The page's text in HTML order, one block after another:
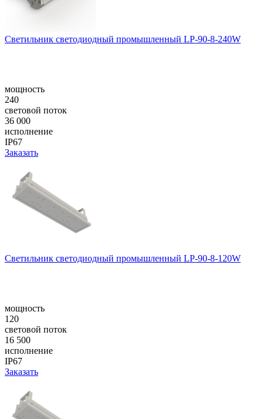
Светильник светодиодный промышленный LP-90-8-240W
мощность
240
световой поток
36 000
исполнение
IP67
Заказать
Светильник светодиодный промышленный LP-90-8-120W
мощность
120
световой поток
16 500
исполнение
IP67
Заказать